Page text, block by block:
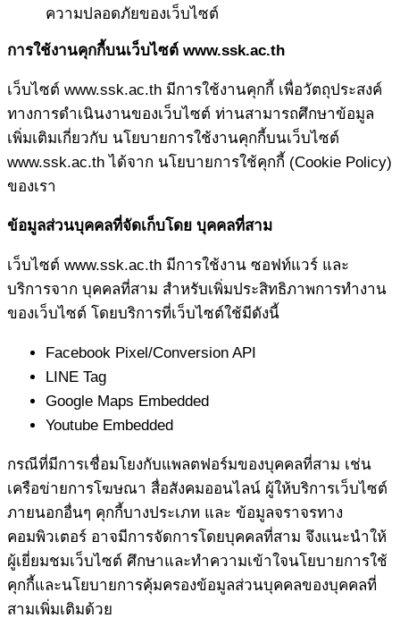
ความปลอดภัยของเว็บไซต์
การใช้งานคุกกี้บนเว็บไซต์ www.ssk.ac.th
เว็บไซต์ www.ssk.ac.th มีการใช้งานคุกกี้ เพื่อวัตถุประสงค์
ทางการดำเนินงานของเว็บไซต์ ท่านสามารถศึกษาข้อมูล
เพิ่มเติมเกี่ยวกับ นโยบายการใช้งานคุกกี้บนเว็บไซต์
www.ssk.ac.th ได้จาก นโยบายการใช้คุกกี้ (Cookie Policy)
ของเรา
ข้อมูลส่วนบุคคลที่จัดเก็บโดย บุคคลที่สาม
เว็บไซต์ www.ssk.ac.th มีการใช้งาน ซอฟท์แวร์ และ
บริการจาก บุคคลที่สาม สำหรับเพิ่มประสิทธิภาพการทำงาน
ของเว็บไซต์ โดยบริการที่เว็บไซต์ใช้มีดังนี้
Facebook Pixel/Conversion API
LINE Tag
Google Maps Embedded
Youtube Embedded
กรณีที่มีการเชื่อมโยงกับแพลตฟอร์มของบุคคลที่สาม เช่น
เครือข่ายการโฆษณา สื่อสังคมออนไลน์ ผู้ให้บริการเว็บไซต์
ภายนอกอื่นๆ คุกกี้บางประเภท และ ข้อมูลจราจรทาง
คอมพิวเตอร์ อาจมีการจัดการโดยบุคคลที่สาม จึงแนะนำให้
ผู้เยี่ยมชมเว็บไซต์ ศึกษาและทำความเข้าใจนโยบายการใช้
คุกกี้และนโยบายการคุ้มครองข้อมูลส่วนบุคคลของบุคคลที่
สามเพิ่มเติมด้วย